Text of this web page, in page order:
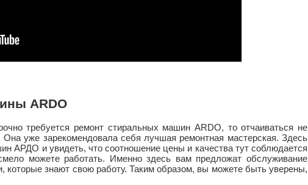
ARDO
требуется ремонт стиральных машин ARDO, то отчаиваться не
уже зарекомендовала себя лучшая ремонтная мастерская. Здесь
АРДО и увидеть, что соотношение цены и качества тут соблюдается
можете работать. Именно здесь вам предложат обслуживание
знают свою работу. Таким образом, вы можете быть уверены,